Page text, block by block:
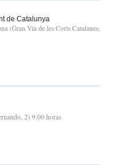
de Catalunya
(Gran Vía de les Corts Catalanes,
2) 9:00 horas